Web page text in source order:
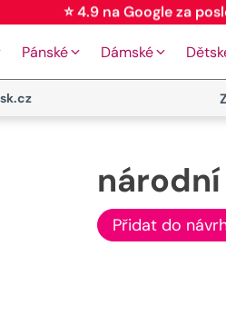
⭐ 4.9 na Google za
Pánské Dámské
Přidat do